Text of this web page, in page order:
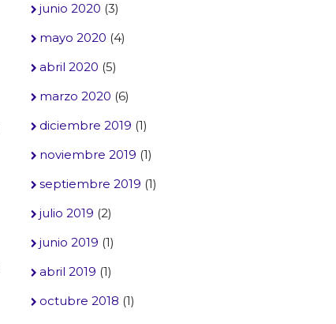
junio 2020 (3)
mayo 2020 (4)
abril 2020 (5)
marzo 2020 (6)
diciembre 2019 (1)
noviembre 2019 (1)
septiembre 2019 (1)
julio 2019 (2)
junio 2019 (1)
abril 2019 (1)
octubre 2018 (1)